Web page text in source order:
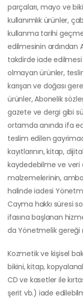
parçaları, mayo ve
kullanımlık ürünler,
kullanma tarihi
edilmesinin ardından
takdirde iade edilmesi
olmayan ürünler,
karışan ve doğası
ürünler, Abonelik
gazete ve dergi gibi
ortamda anında ifa
teslim edilen
kayıtlarının, kitap,
kaydedebilme ve veri
malzemelerinin,
halinde iadesi
Cayma hakkı süresi
ifasına başlanan
da Yönetmelik gereği
Kozmetik ve kişisel
bikini, kitap,
CD ve kasetler ile
şerit vb.) iade